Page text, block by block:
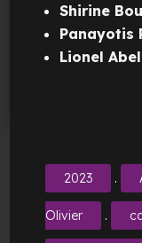
Shirine
Panayotis
Lionel
2023 .
Olivier .